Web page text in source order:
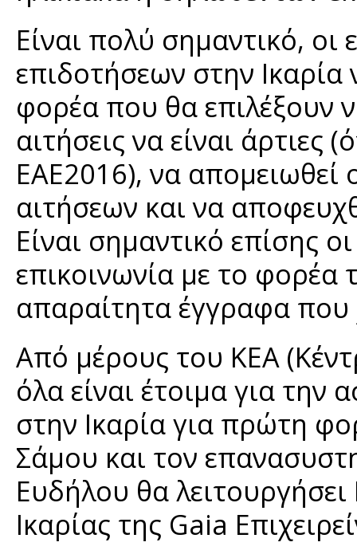
Είναι πολύ σημαντικό,
επιδοτήσεων στην
φορέα που θα επιλέξουν
αιτήσεις να είναι άρτιες
ΕΑΕ2016), να απομειωθεί
αιτήσεων και να
Είναι σημαντικό επίσης
επικοινωνία με το φορέα
απαραίτητα έγγραφα που
Από μέρους του ΚΕΑ
όλα είναι έτοιμα για
στην Ικαρία για πρώτη
Σάμου και τον
Ευδήλου θα
Ικαρίας της Gaia